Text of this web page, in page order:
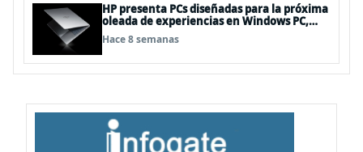
HP presenta PCs diseñadas para la próxima
oleada de experiencias en Windows PC,
impulsadas por NVIDIA RTX Spark™
Hace 8 semanas